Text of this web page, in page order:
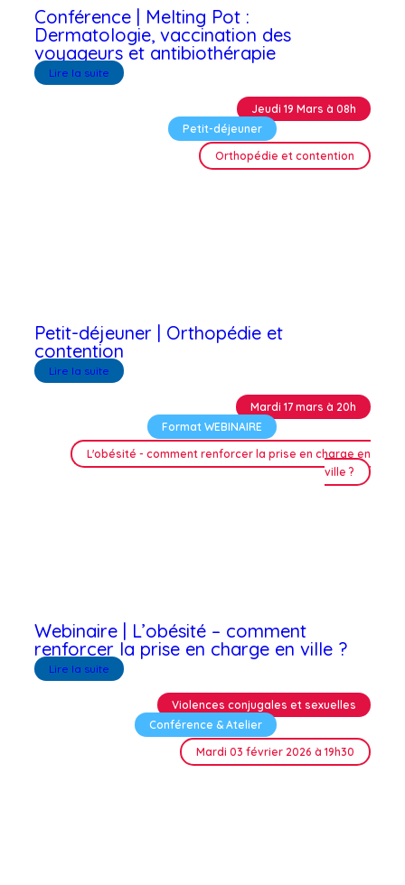
Conférence | Melting Pot :
Dermatologie, vaccination des
voyageurs et antibiothérapie
Lire la suite
Jeudi 19 Mars à 08h
Petit-déjeuner
Orthopédie et contention
Petit-déjeuner | Orthopédie et
contention
Lire la suite
Mardi 17 mars à 20h
Format WEBINAIRE
L'obésité - comment renforcer la prise en charge en
ville ?
Webinaire | L’obésité – comment
renforcer la prise en charge en ville ?
Lire la suite
Violences conjugales et sexuelles
Conférence & Atelier
Mardi 03 février 2026 à 19h30